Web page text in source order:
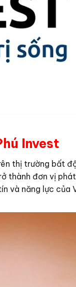
Invest
thị trường bất
thành đơn vị
và năng lực của